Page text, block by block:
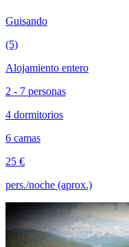
Guisando
(5)
Alojamiento entero
2 - 7 personas
4 dormitorios
6 camas
25 €
pers./noche (aprox.)